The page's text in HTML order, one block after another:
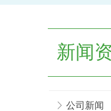
新闻
ꁕ 公司新闻